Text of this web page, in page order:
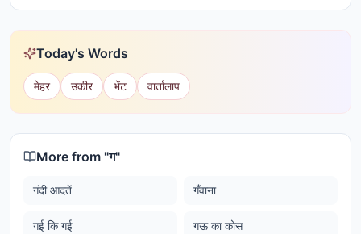
Today's Words
मेहर उकीर भेंट वार्तालाप
More from "ग"
गंदी आदतें गँवाना
गई कि गई गऊ का कोस